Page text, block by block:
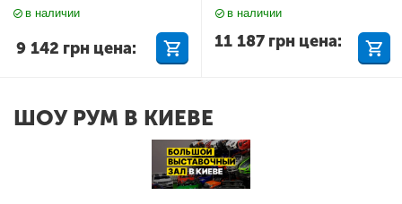
в наличии
9 142 грн цена:
в наличии
11 187 грн цена:
ШОУ РУМ В КИЕВЕ